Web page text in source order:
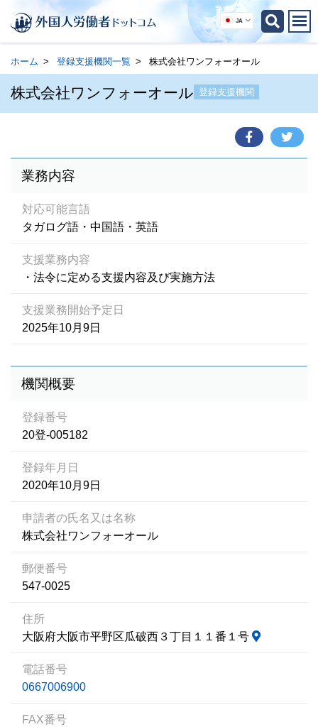
JA
ホーム 登録支援機関一覧 株式会社ワンフォーオール
株式会社ワンフォーオール 登録支援機関
業務内容
対応可能言語
タガログ語・中国語・英語
支援業務内容
・法令に定める支援内容及び実施方法
支援業務開始予定日
2025年10月9日
機関概要
登録番号
20登-005182
登録年月日
2020年10月9日
申請者の氏名又は名称
株式会社ワンフォーオール
郵便番号
547-0025
住所
大阪府大阪市平野区瓜破西３丁目１１番１号
電話番号
0667006900
FAX番号